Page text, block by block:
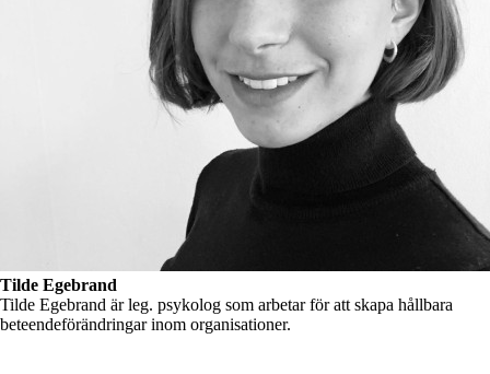
Tilde Egebrand
Tilde Egebrand är leg. psykolog som arbetar för att skapa hållbara
beteendeförändringar inom organisationer.